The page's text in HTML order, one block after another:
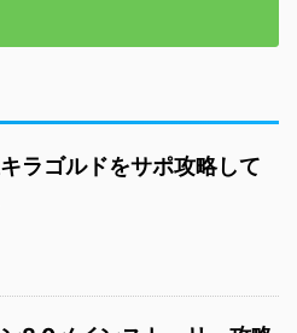
ラゴルドをサポ攻略して